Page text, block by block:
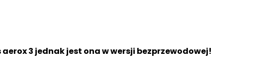
3 jednak jest ona w wersji bezprzewodowej!